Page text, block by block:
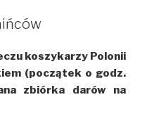
koszykarzy Polonii
(początek o godz.
zbiórka darów na